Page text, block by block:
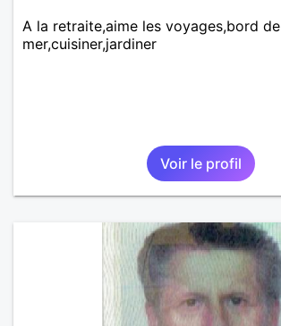
A la retraite,aime les voyages,bord de
mer,cuisiner,jardiner
Voir le profil